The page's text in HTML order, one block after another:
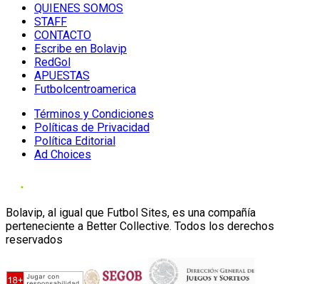
QUIENES SOMOS
STAFF
CONTACTO
Escribe en Bolavip
RedGol
APUESTAS
Futbolcentroamerica
Términos y Condiciones
Políticas de Privacidad
Política Editorial
Ad Choices
Bolavip, al igual que Futbol Sites, es una compañía
perteneciente a Better Collective. Todos los derechos
reservados